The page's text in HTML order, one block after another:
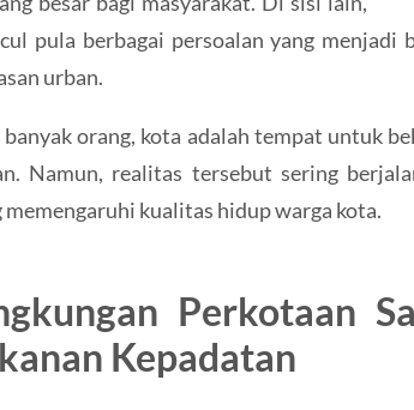
pula berbagai persoalan yang menjadi
urban.
banyak orang, kota adalah tempat untuk
Namun, realitas tersebut sering
memengaruhi kualitas hidup warga kota.
Perkotaan
Kepadatan